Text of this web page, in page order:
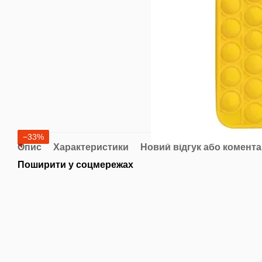
−33%
Опис Характеристики
Новий відгук або
Поширити у соцмережах